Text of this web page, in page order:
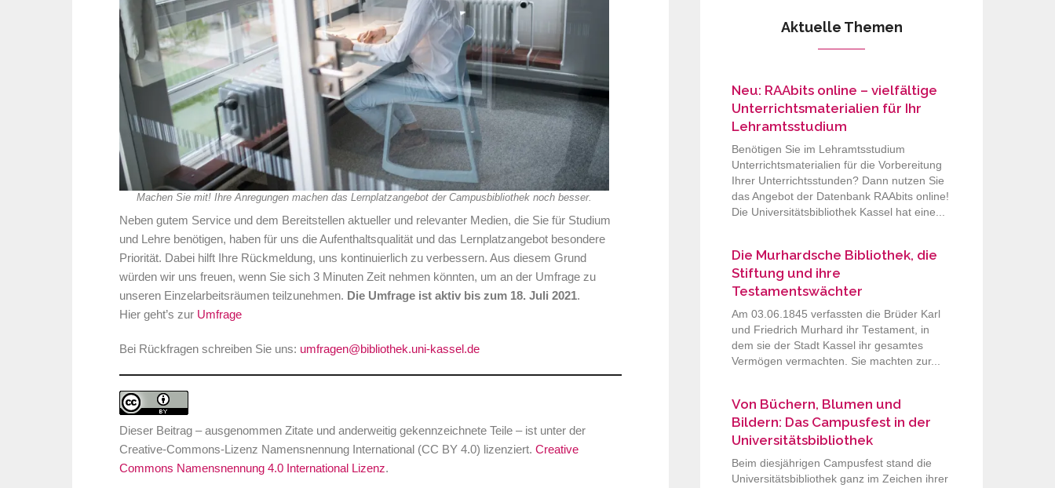
Machen Sie mit! Ihre Anregungen machen das Lernplatzangebot der Campusbibliothek noch besser.
Neben gutem Service und dem Bereitstellen aktueller und relevanter Medien, die Sie für Studium
und Lehre benötigen, haben für uns die Aufenthaltsqualität und das Lernplatzangebot besondere
Priorität. Dabei hilft Ihre Rückmeldung, uns kontinuierlich zu verbessern. Aus diesem Grund
würden wir uns freuen, wenn Sie sich 3 Minuten Zeit nehmen könnten, um an der Umfrage zu
unseren Einzelarbeitsräumen teilzunehmen. Die Umfrage ist aktiv bis zum 18. Juli 2021.
Hier geht’s zur Umfrage
Bei Rückfragen schreiben Sie uns: umfragen@bibliothek.uni-kassel.de
Dieser Beitrag – ausgenommen Zitate und anderweitig gekennzeichnete Teile – ist unter der
Creative-Commons-Lizenz Namensnennung International (CC BY 4.0) lizenziert. Creative
Commons Namensnennung 4.0 International Lizenz.
Aktuelle Themen
Neu: RAAbits online – vielfältige
Unterrichtsmaterialien für Ihr
Lehramtsstudium
Benötigen Sie im Lehramtsstudium
Unterrichtsmaterialien für die Vorbereitung
Ihrer Unterrichtsstunden? Dann nutzen Sie
das Angebot der Datenbank RAAbits online!
Die Universitätsbibliothek Kassel hat eine...
Die Murhardsche Bibliothek, die
Stiftung und ihre
Testamentswächter
Am 03.06.1845 verfassten die Brüder Karl
und Friedrich Murhard ihr Testament, in
dem sie der Stadt Kassel ihr gesamtes
Vermögen vermachten. Sie machten zur...
Von Büchern, Blumen und
Bildern: Das Campusfest in der
Universitätsbibliothek
Beim diesjährigen Campusfest stand die
Universitätsbibliothek ganz im Zeichen ihrer